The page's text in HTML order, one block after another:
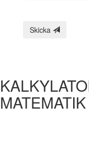
Skicka
MATEMATIK